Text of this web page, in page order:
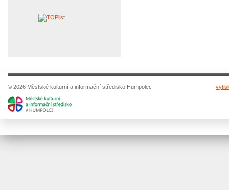
© 2026 Městské kulturní a informační středisko Humpolec